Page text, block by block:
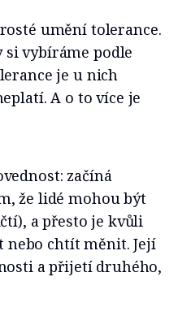
umění tolerance.
si vybíráme podle
je u nich
A o to více je
začíná
že lidé mohou být
a přesto je kvůli
nebo chtít měnit. Její
a přijetí druhého,